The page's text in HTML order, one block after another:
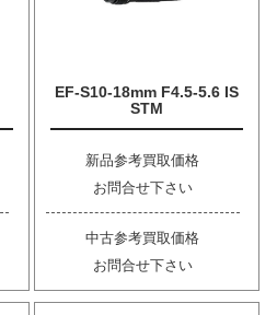
EF-S10-18mm F4.5-5.6 IS
STM
新品参考買取価格
お問合せ下さい
中古参考買取価格
お問合せ下さい